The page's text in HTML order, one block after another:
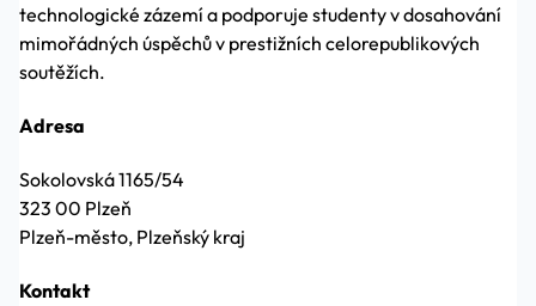
technologické zázemí a podporuje studenty v dosahování
mimořádných úspěchů v prestižních celorepublikových
soutěžích.
Adresa
Sokolovská 1165/54
323 00 Plzeň
Plzeň-město, Plzeňský kraj
Kontakt